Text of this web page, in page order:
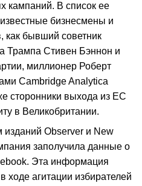
кампаний. В список ее
бизнесмены и
как бывший советник
Трампа Стивен Бэннон и
миллионер Роберт
Cambridge Analytica
сторонники выхода из ЕС
в Великобритании.
Observer и New
заполучила данные о
Эта информация
ходе агитации избирателей